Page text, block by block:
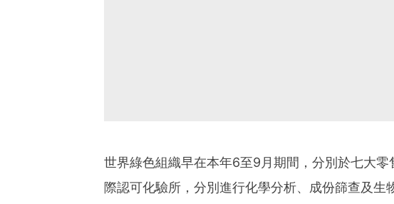
世界綠色組織早在本年6至9月期間，分別於七大
際認可化驗所，分別進行化學分析、成份篩查及